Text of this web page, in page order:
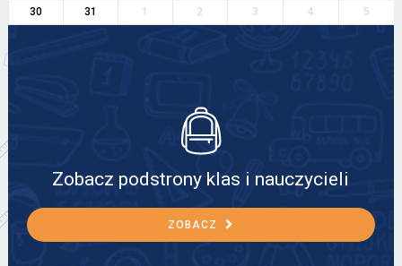
30
31 1 2 3 4 5
Zobacz podstrony klas i nauczycieli
ZOBACZ